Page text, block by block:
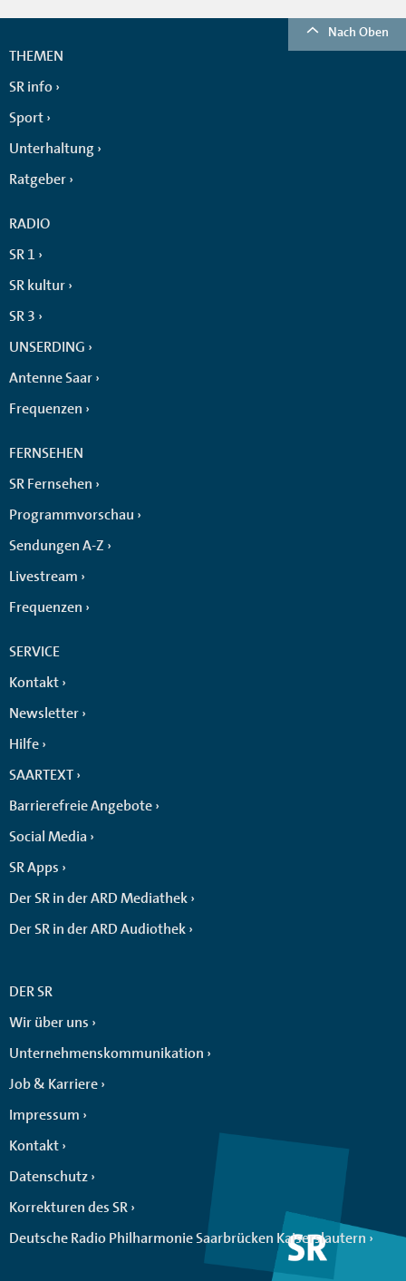
Nach Oben
THEMEN
SR info
Sport
Unterhaltung
Ratgeber
RADIO
SR 1
SR kultur
SR 3
UNSERDING
Antenne Saar
Frequenzen
FERNSEHEN
SR Fernsehen
Programmvorschau
Sendungen A-Z
Livestream
Frequenzen
SERVICE
Kontakt
Newsletter
Hilfe
SAARTEXT
Barrierefreie Angebote
Social Media
SR Apps
Der SR in der ARD Mediathek
Der SR in der ARD Audiothek
DER SR
Wir über uns
Unternehmenskommunikation
Job & Karriere
Impressum
Kontakt
Datenschutz
Korrekturen des SR
Deutsche Radio Philharmonie Saarbrücken Kaiserslautern